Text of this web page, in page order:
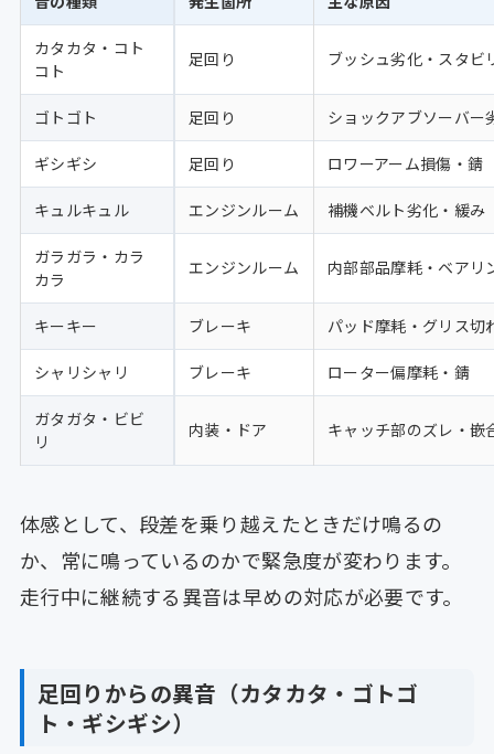
カタカタ・コト
コト
足回り ブッシュ劣化・スタビ
ゴトゴト 足回り ショックアブソーバー
ギシギシ 足回り ロワーアーム損傷・錆
キュルキュル エンジンルーム 補機ベルト劣化・緩み
ガラガラ・カラ
カラ
エンジンルーム 内部部品摩耗・ベアリ
キーキー ブレーキ パッド摩耗・グリス切
シャリシャリ ブレーキ ローター偏摩耗・錆
ガタガタ・ビビ
リ
内装・ドア キャッチ部のズレ・嵌
体感として、段差を乗り越えたときだけ鳴るの
か、常に鳴っているのかで緊急度が変わります。
走行中に継続する異音は早めの対応が必要です。
足回りからの異音（カタカタ・ゴトゴ
ト・ギシギシ）